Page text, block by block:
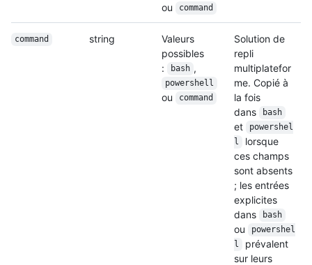
ou command
command string
Valeurs
possibles
:
bash ,
powershell
ou command
Solution de
repli
multiplatefor
me. Copié à
la fois
dans
bash
et
powershel
l
lorsque
ces champs
sont absents
; les entrées
explicites
dans
bash
ou
powershel
l
prévalent
sur leurs